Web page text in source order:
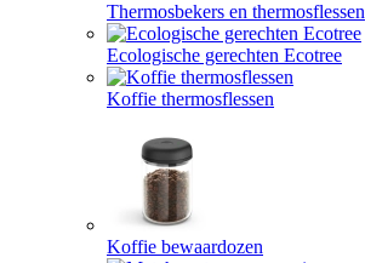
Thermosbekers en thermosflessen
Ecologische gerechten Ecotree
Koffie thermosflessen
Koffie bewaardozen